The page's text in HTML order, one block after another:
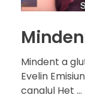
Mindent a
Evelin
canalul Het ...